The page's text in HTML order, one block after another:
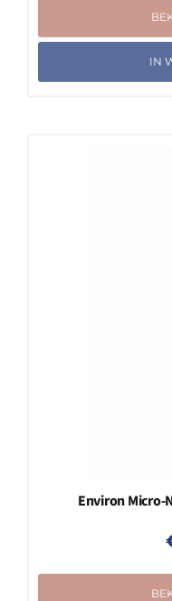
IN
Environ Micro-